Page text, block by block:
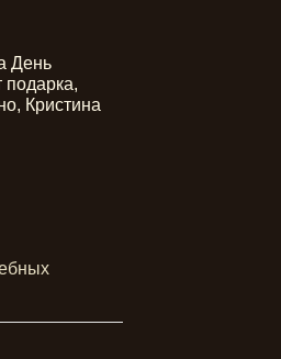
День
Кристина